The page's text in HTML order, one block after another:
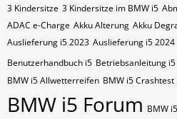
3 Kindersitze 3 Kindersitze im BMW i5
ADAC e-Charge Akku Alterung Akku
Auslieferung i5 2023 Auslieferung i5 2024
Benutzerhandbuch i5 Betriebsanleitung i5
BMW i5 Allwetterreifen BMW i5 Crashtest
BMW i5 Forum BMW